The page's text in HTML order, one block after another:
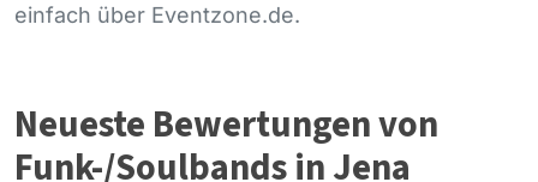
einfach über Eventzone.de.
Neueste Bewertungen von
Funk-/Soulbands in Jena